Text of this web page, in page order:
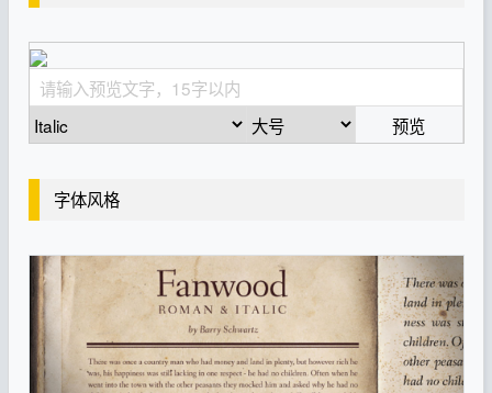
预览
字体风格